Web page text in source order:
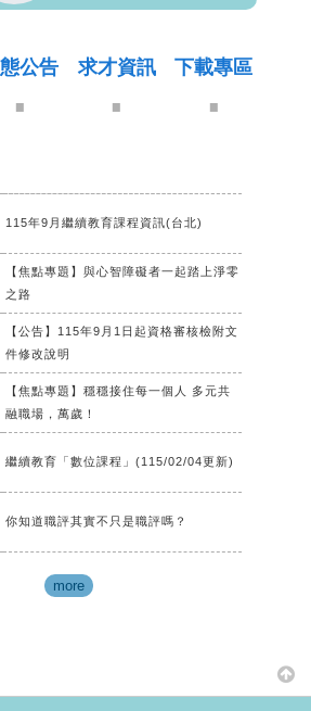
公告
· 求才資訊
· 下載專區
·
115年9月繼續教育課程資訊(台北)
【焦點專題】與心智障礙者一起踏上淨零
之路
【公告】115年9月1日起資格審核檢附文
件修改說明
【焦點專題】穩穩接住每一個人 多元共
融職場，萬歲！
繼續教育「數位課程」(115/02/04更新)
你知道職評其實不只是職評嗎？
more